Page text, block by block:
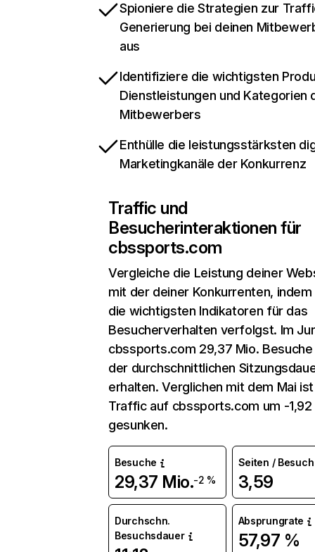
Spioniere die Strategien zur
Generierung bei deinen
aus
Identifiziere die wichtigsten
Dienstleistungen und Kategorien
Mitbewerbers
Enthülle die leistungsstärksten
Marketingkanäle der Konkurrenz
Traffic und
Besucherinteraktionen für
cbssports.com
Vergleiche die Leistung deiner
mit der deiner Konkurrenten, indem
die wichtigsten Indikatoren für das
Besucherverhalten verfolgst. Im
cbssports.com 29,37 Mio.
der durchschnittlichen
erhalten. Verglichen mit dem Mai
Traffic auf cbssports.com um -1,92
gesunken.
Besuche
29,37 Mio.-2 %
Seiten / Besuch
3,59
Durchschn.
Besuchsdauer
Absprungrate
57,97 %